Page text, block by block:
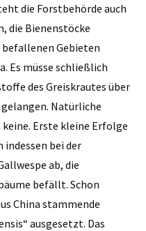
die Forstbehörde auch
die Bienenstöcke
Gebieten
Es müsse schließlich
des Greiskrautes über
Natürliche
Erste kleine Erfolge
indessen bei der
ab, die
befällt. Schon
China stammende
ausgesetzt. Das